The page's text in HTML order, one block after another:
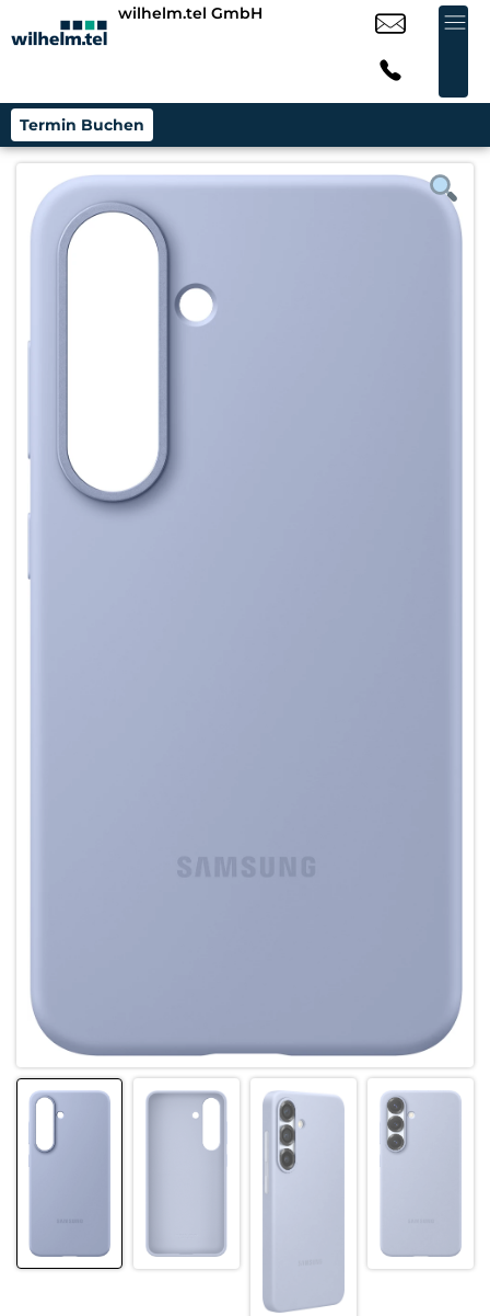
wilhelm.tel GmbH
Termin Buchen